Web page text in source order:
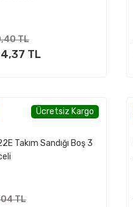
TL
TL
Ücretsiz Kargo
Takım Sandığı Boş 3
TL